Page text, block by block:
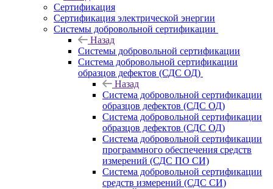
Сертификация
Сертификация электрической энергии
Системы добровольной сертификации
Назад
Системы добровольной сертификации
Система добровольной сертификации
образцов дефектов (СДС ОД)
Назад
Система добровольной сертификации
образцов дефектов (СДС ОД)
Система добровольной сертификации
образцов дефектов (СДС ОД)
Система добровольной сертификации
программного обеспечения средств
измерений (СДС ПО СИ)
Система добровольной сертификации
средств измерений (СДС СИ)